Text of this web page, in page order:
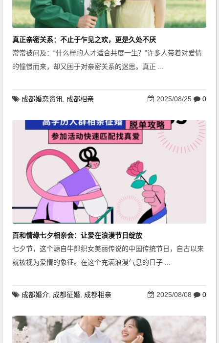
真正亲密关系：不止于乍见之欢，更是久处不厌
常常被问及：“什么样的人才适合共度一生？”许多人带着对爱情
的憧憬而来，却又困于对亲密关系的迷思。真正 ...
成都婚恋资讯 成都相亲 2025/08/25 0
百和情缘七夕相亲会：让爱在浪漫节日绽放
七夕节，这个源自牛郎织女美丽传说的中国传统节日，自古以来
就被视为爱情的象征。在这个充满浪漫气息的日子 ...
成都婚介 成都征婚 成都相亲 2025/08/08 0